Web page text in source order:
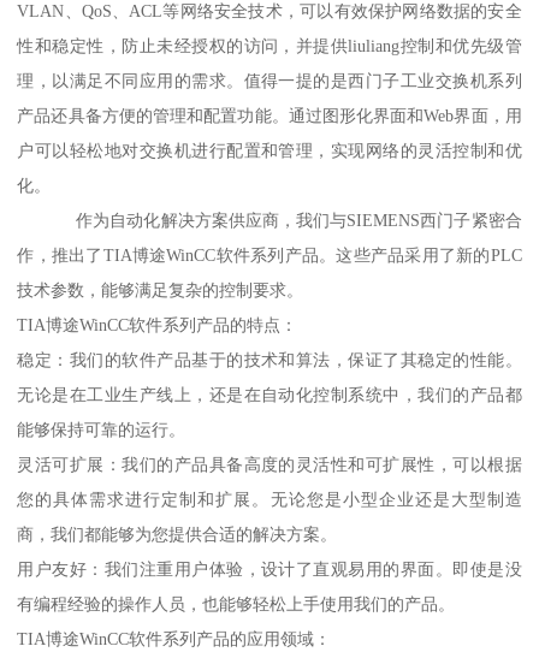
VLAN、QoS、ACL等网络安全技术，可以有效保护网络数据的安全
性和稳定性，防止未经授权的访问，并提供liuliang控制和优先级管
理，以满足不同应用的需求。值得一提的是西门子工业交换机系列
产品还具备方便的管理和配置功能。通过图形化界面和Web界面，用
户可以轻松地对交换机进行配置和管理，实现网络的灵活控制和优
化。
作为自动化解决方案供应商，我们与SIEMENS西门子紧密合
作，推出了TIA博途WinCC软件系列产品。这些产品采用了新的PLC
技术参数，能够满足复杂的控制要求。
TIA博途WinCC软件系列产品的特点：
稳定：我们的软件产品基于的技术和算法，保证了其稳定的性能。
无论是在工业生产线上，还是在自动化控制系统中，我们的产品都
能够保持可靠的运行。
灵活可扩展：我们的产品具备高度的灵活性和可扩展性，可以根据
您的具体需求进行定制和扩展。无论您是小型企业还是大型制造
商，我们都能够为您提供合适的解决方案。
用户友好：我们注重用户体验，设计了直观易用的界面。即使是没
有编程经验的操作人员，也能够轻松上手使用我们的产品。
TIA博途WinCC软件系列产品的应用领域：